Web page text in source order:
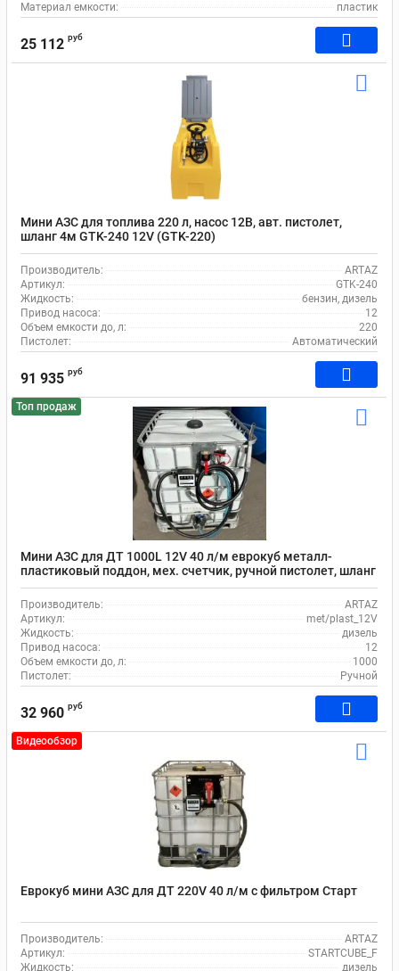
Материал емкости:
пластик
25 112 руб
Мини АЗС для топлива 220 л, насос 12В, авт. пистолет,
шланг 4м GTK-240 12V (GTK-220)
Производитель:
ARTAZ
Артикул:
GTK-240
Жидкость:
бензин, дизель
Привод насоса:
12
Объем емкости до, л:
220
Пистолет:
Автоматический
91 935 руб
Топ продаж
Мини АЗС для ДТ 1000L 12V 40 л/м еврокуб металл-
пластиковый поддон, мех. счетчик, ручной пистолет, шланг
4 м.
Производитель:
ARTAZ
Артикул:
met/plast_12V
Жидкость:
дизель
Привод насоса:
12
Объем емкости до, л:
1000
Пистолет:
Ручной
32 960 руб
Видеообзор
Еврокуб мини АЗС для ДТ 220V 40 л/м с фильтром Старт
Производитель:
ARTAZ
Артикул:
STARTCUBE_F
Жидкость:
дизель